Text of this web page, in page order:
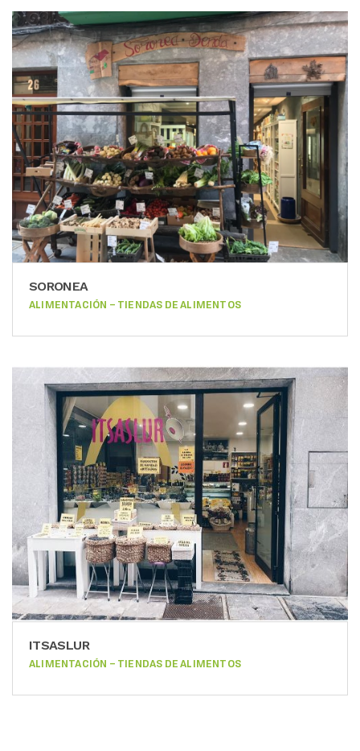
SORONEA
ALIMENTACIÓN – TIENDAS DE ALIMENTOS
ITSASLUR
ALIMENTACIÓN – TIENDAS DE ALIMENTOS